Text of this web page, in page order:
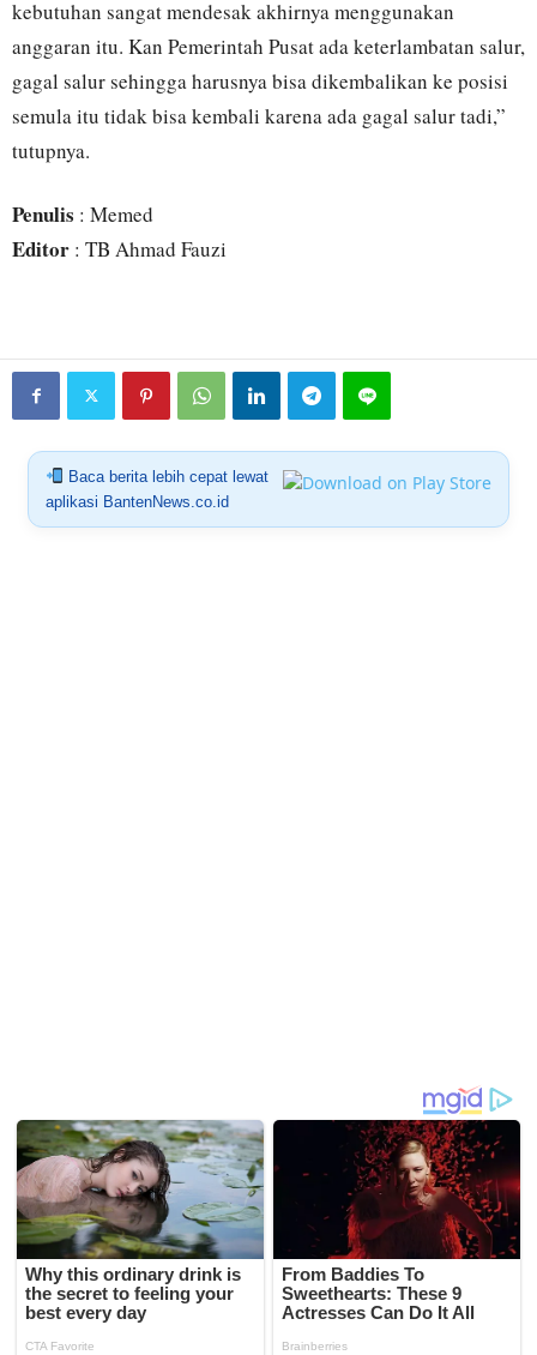
kebutuhan sangat mendesak akhirnya menggunakan
anggaran itu. Kan Pemerintah Pusat ada keterlambatan salur,
gagal salur sehingga harusnya bisa dikembalikan ke posisi
semula itu tidak bisa kembali karena ada gagal salur tadi,”
tutupnya.
Penulis : Memed
Editor : TB Ahmad Fauzi
Baca berita lebih cepat lewat
aplikasi BantenNews.co.id